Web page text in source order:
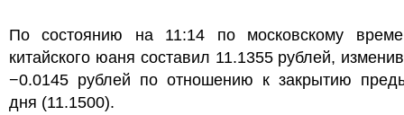
По состоянию на 11:14 по московскому
китайского юаня составил 11.1355 рублей,
−0.0145 рублей по отношению к закрытию
дня (11.1500).